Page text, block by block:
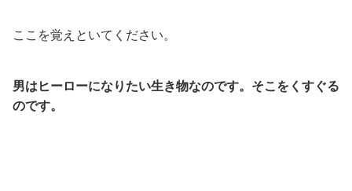
ここを覚えといてください。
男はヒーローになりたい生き物なのです。 そこをくすぐる
のです。